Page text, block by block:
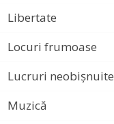
Libertate
Locuri frumoase
Lucruri neobișnuite
Muzică